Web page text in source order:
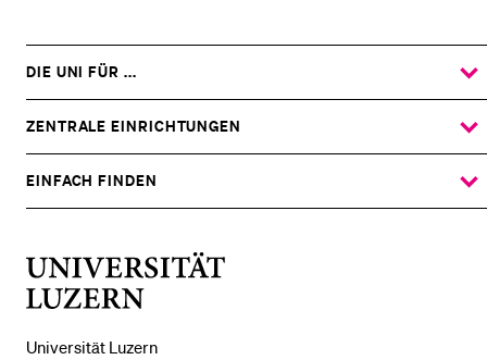
Universität Luzern
DIE UNI FÜR ...
DAS
UNTERMENÜ
ZENTRALE EINRICHTUNGEN
DAS
UNTERMENÜ
EINFACH FINDEN
DAS